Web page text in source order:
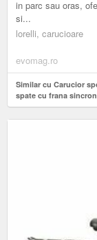
in parc sau oras,
si...
lorelli, carucioare
evomag.ro
Similar cu Carucior
spate cu frana